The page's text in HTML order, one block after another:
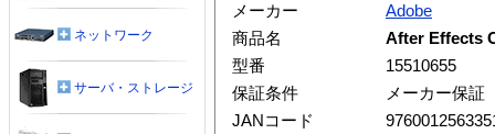
メーカー
Adobe
商品名
After Effects
型番
15510655
保証条件
メーカー保証
JANコード
ネットワーク
サーバ・ストレージ